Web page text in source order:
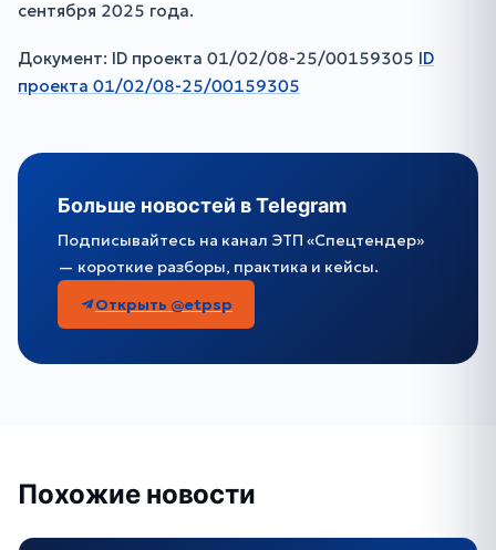
сентября 2025 года.
Документ: ID проекта 01/02/08-25/00159305 ID
проекта 01/02/08-25/00159305
Больше новостей в Telegram
Подписывайтесь на канал ЭТП «Спецтендер»
— короткие разборы, практика и кейсы.
Открыть @etpsp
Похожие новости